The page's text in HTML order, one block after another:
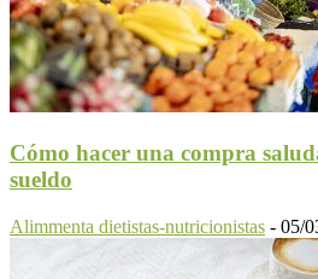
Cómo hacer una compra
sueldo
Alimmenta dietistas-nutricionistas - 05/